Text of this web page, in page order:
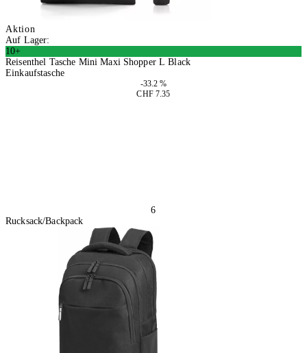
Aktion
Auf Lager:
10+
Reisenthel Tasche Mini Maxi Shopper L Black
Einkaufstasche
-33.2 %
CHF 7.35
6
Rucksack/Backpack